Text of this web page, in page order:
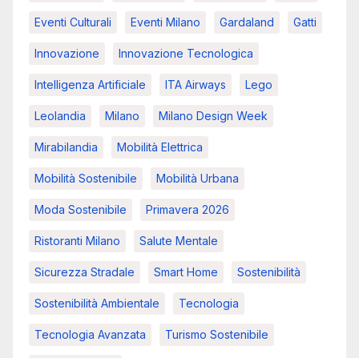
Eventi Culturali Eventi Milano Gardaland Gatti
Innovazione Innovazione Tecnologica
Intelligenza Artificiale ITA Airways Lego
Leolandia Milano Milano Design Week
Mirabilandia Mobilità Elettrica
Mobilità Sostenibile Mobilità Urbana
Moda Sostenibile Primavera 2026
Ristoranti Milano Salute Mentale
Sicurezza Stradale Smart Home Sostenibilità
Sostenibilità Ambientale Tecnologia
Tecnologia Avanzata Turismo Sostenibile